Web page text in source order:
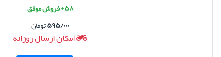
۵۸+ فروش موفق
۵۹۵/۰۰۰تومان
امکان ارسال روزانه